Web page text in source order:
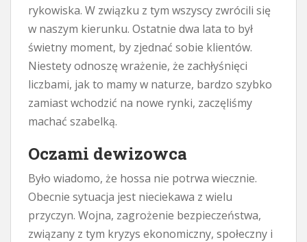
rykowiska. W związku z tym wszyscy zwrócili się
w naszym kierunku. Ostatnie dwa lata to był
świetny moment, by zjednać sobie klientów.
Niestety odnoszę wrażenie, że zachłyśnięci
liczbami, jak to mamy w naturze, bardzo szybko
zamiast wchodzić na nowe rynki, zaczęliśmy
machać szabelką.
Oczami dewizowca
Było wiadomo, że hossa nie potrwa wiecznie.
Obecnie sytuacja jest nieciekawa z wielu
przyczyn. Wojna, zagrożenie bezpieczeństwa,
związany z tym kryzys ekonomiczny, społeczny i